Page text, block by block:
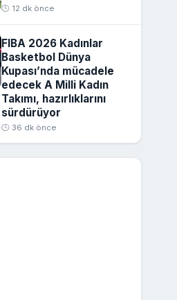
🕒 12 dk önce
FIBA 2026 Kadınlar
Basketbol Dünya
Kupası’nda mücadele
edecek A Milli Kadın
Takımı, hazırlıklarını
sürdürüyor
🕒 36 dk önce